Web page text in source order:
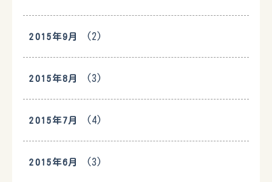
2015年9月 (2)
2015年8月 (3)
2015年7月 (4)
2015年6月 (3)